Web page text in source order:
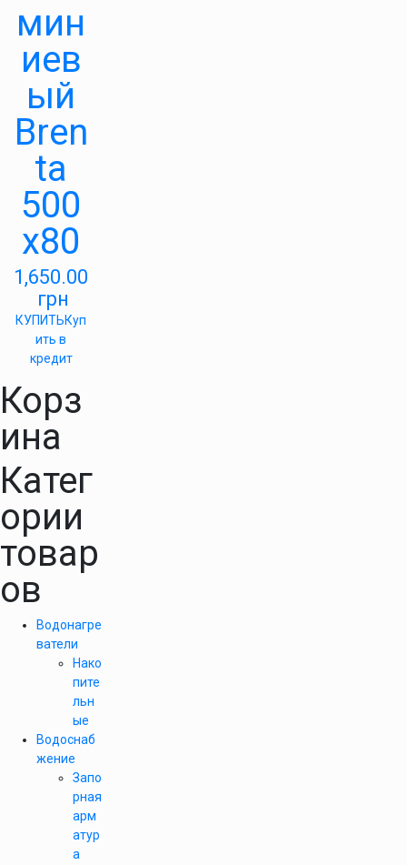
мин
иев
ый
Bren
ta
500
х80
1,650.00
грн
КУПИТЬКуп
ить в
кредит
Корз
ина
Катег
ории
товар
ов
Водонагре
ватели
Нако
пите
льн
ые
Водоснаб
жение
Запо
рная
арм
атур
а